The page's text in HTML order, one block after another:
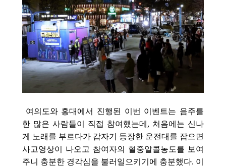
여의도와 홍대에서 진행된 이번 이벤트는 음주를
한 많은 사람들이 직접 참여했는데, 처음에는 신나
게 노래를 부르다가 갑자기 등장한 운전대를 잡으면
사고영상이 나오고 참여자의 혈중알콜농도를 보여
주니 충분한 경각심을 불러일으키기에 충분했다. 이